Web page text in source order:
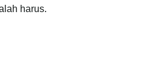
harus.